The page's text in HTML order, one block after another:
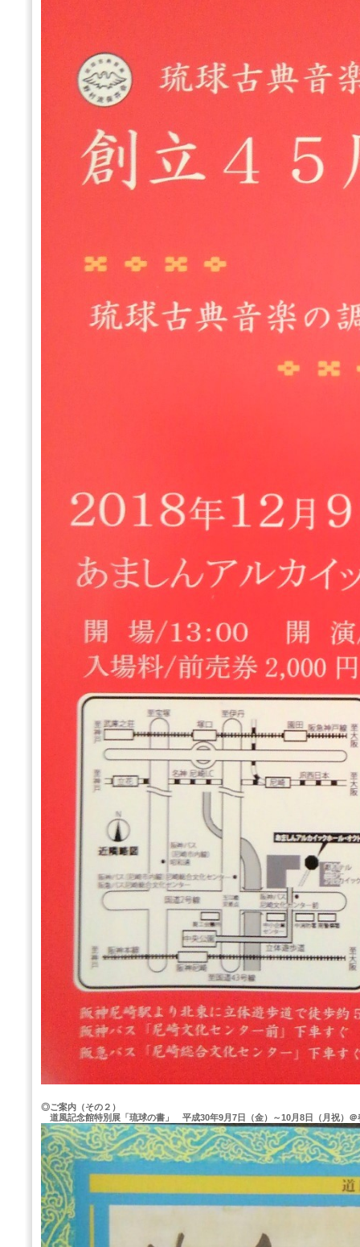
◎ご案内（その２）
道風記念館特別展「琉球の書」 平成30年9月7日（金）～10月8日（月祝）＠